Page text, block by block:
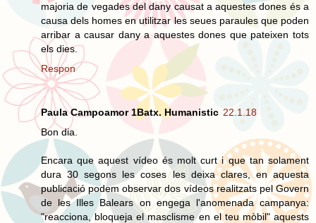
majoria de vegades del dany causat a aquestes dones és a
causa dels homes en utilitzar les seues paraules que poden
arribar a causar dany a aquestes dones que pateixen tots
els dies.
Respon
Paula Campoamor 1Batx. Humanistic 22.1.18
Bon dia.
Encara que aquest vídeo és molt curt i que tan solament
dura 30 segons les coses les deixa clares, en aquesta
publicació podem observar dos vídeos realitzats pel Govern
de les Illes Balears on engega l'anomenada campanya:
"reacciona, bloqueja el masclisme en el teu mòbil" aquests